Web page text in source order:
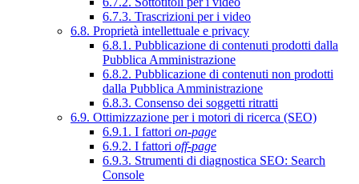
6.7.3. Trascrizioni per i video
6.8. Proprietà intellettuale e privacy
6.8.1. Pubblicazione di contenuti prodotti dalla
Pubblica Amministrazione
6.8.2. Pubblicazione di contenuti non prodotti
dalla Pubblica Amministrazione
6.8.3. Consenso dei soggetti ritratti
6.9. Ottimizzazione per i motori di ricerca (SEO)
6.9.1. I fattori on-page
6.9.2. I fattori off-page
6.9.3. Strumenti di diagnostica SEO: Search
Console